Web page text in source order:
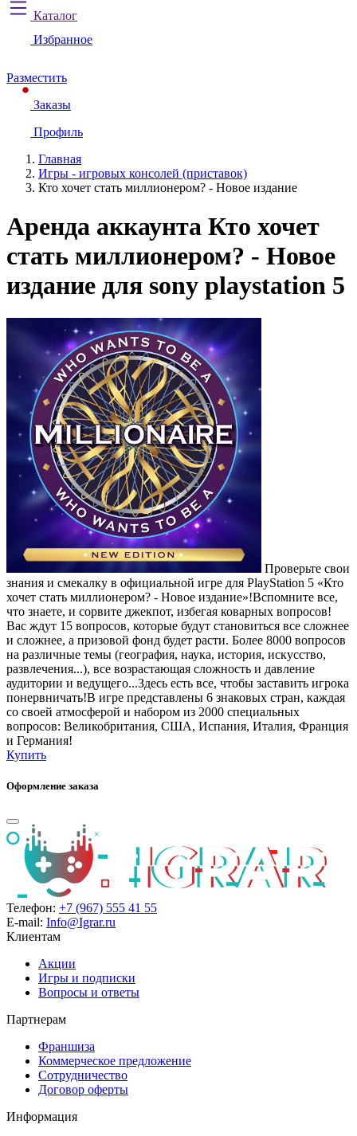
Каталог
Избранное
Разместить
Заказы
Профиль
Главная
Игры - игровых консолей (приставок)
Кто хочет стать миллионером? - Новое издание
Аренда аккаунта Кто хочет
стать миллионером? - Новое
издание для sony playstation 5
Проверьте свои
знания и смекалку в официальной игре для PlayStation 5 «Кто
хочет стать миллионером? - Новое издание»!Вспомните все,
что знаете, и сорвите джекпот, избегая коварных вопросов!
Вас ждут 15 вопросов, которые будут становиться все сложнее
и сложнее, а призовой фонд будет расти. Более 8000 вопросов
на различные темы (география, наука, история, искусство,
развлечения...), все возрастающая сложность и давление
аудитории и ведущего...Здесь есть все, чтобы заставить игрока
понервничать!В игре представлены 6 знаковых стран, каждая
со своей атмосферой и набором из 2000 специальных
вопросов: Великобритания, США, Испания, Италия, Франция
и Германия!
Купить
Оформление заказа
Телефон: +7 (967) 555 41 55
E-mail: Info@Igrar.ru
Клиентам
Акции
Игры и подписки
Вопросы и ответы
Партнерам
Франшиза
Коммерческое предложение
Сотрудничество
Договор оферты
Информация